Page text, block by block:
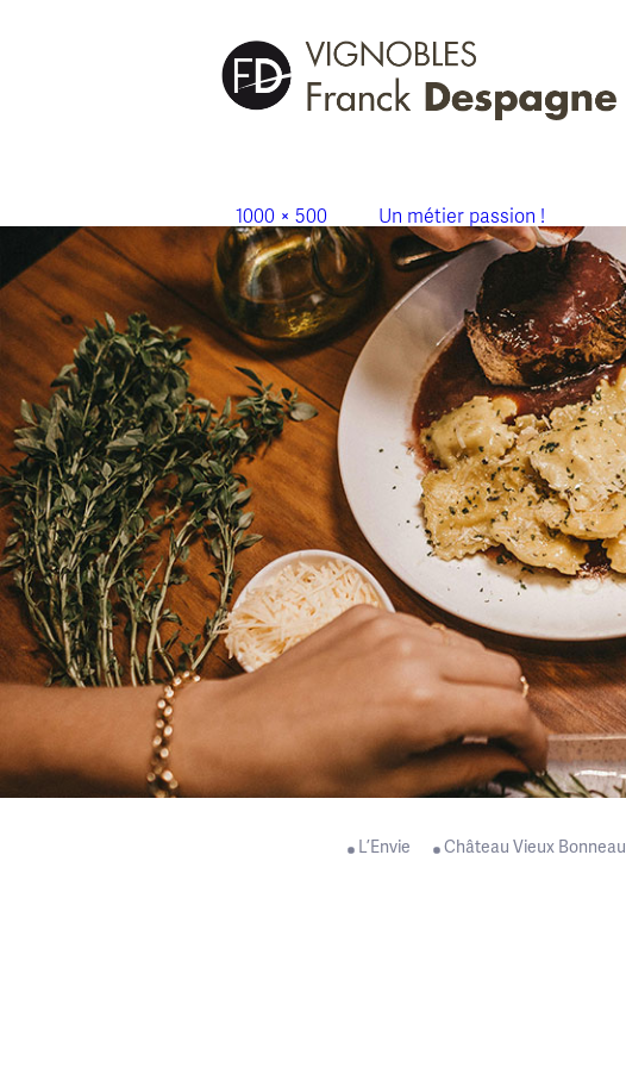
1000 × 500 Un métier passion !
L’Envie Château Vieux Bonneau